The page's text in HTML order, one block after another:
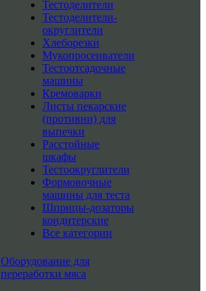
Тестоделители
Тестоделители-
округлители
Хлеборезки
Мукопросеиватели
Тестоотсадочные
машины
Кремоварки
Листы пекарские
(противни) для
выпечки
Расстойные
шкафы
Тестоокруглители
Формовочные
машины для теста
Шприцы-дозаторы
кондитерские
Все категории
Оборудование для
переработки мяса